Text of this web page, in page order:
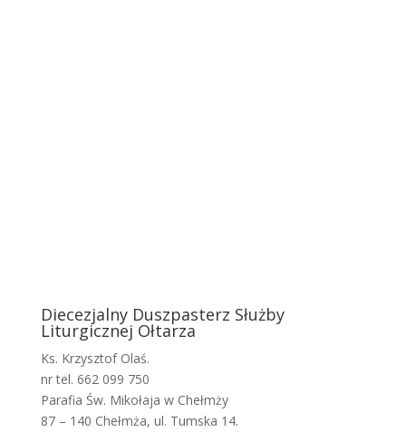
Diecezjalny Duszpasterz Służby
Liturgicznej Ołtarza
Ks. Krzysztof Olaś.
nr tel. 662 099 750
Parafia Św. Mikołaja w Chełmży
87 – 140 Chełmża, ul. Tumska 14.